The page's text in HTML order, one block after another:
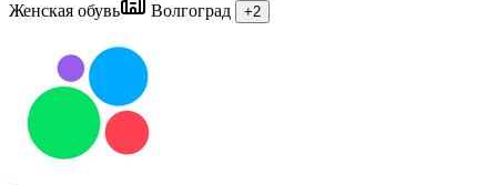
Женская обувь
Волгоград +2